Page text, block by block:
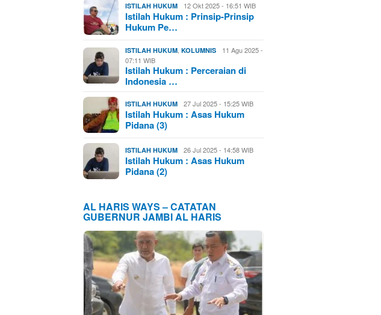
ISTILAH HUKUM 12 Okt 2025 - 16:51 WIB
Istilah Hukum : Prinsip-Prinsip
Hukum Pe…
ISTILAH HUKUM ,KOLUMNIS
11 Agu 2025 -
07:11 WIB
Istilah Hukum : Perceraian di
Indonesia …
ISTILAH HUKUM 27 Jul 2025 - 15:25 WIB
Istilah Hukum : Asas Hukum
Pidana (3)
ISTILAH HUKUM 26 Jul 2025 - 14:58 WIB
Istilah Hukum : Asas Hukum
Pidana (2)
AL HARIS WAYS – CATATAN
GUBERNUR JAMBI AL HARIS